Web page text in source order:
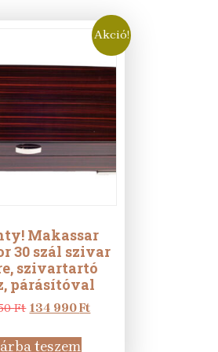
Akció!
Makassar
30 szál szivar
szivartartó
párásítóval
Ft Original
was:
134 990FtCurrent
teszem